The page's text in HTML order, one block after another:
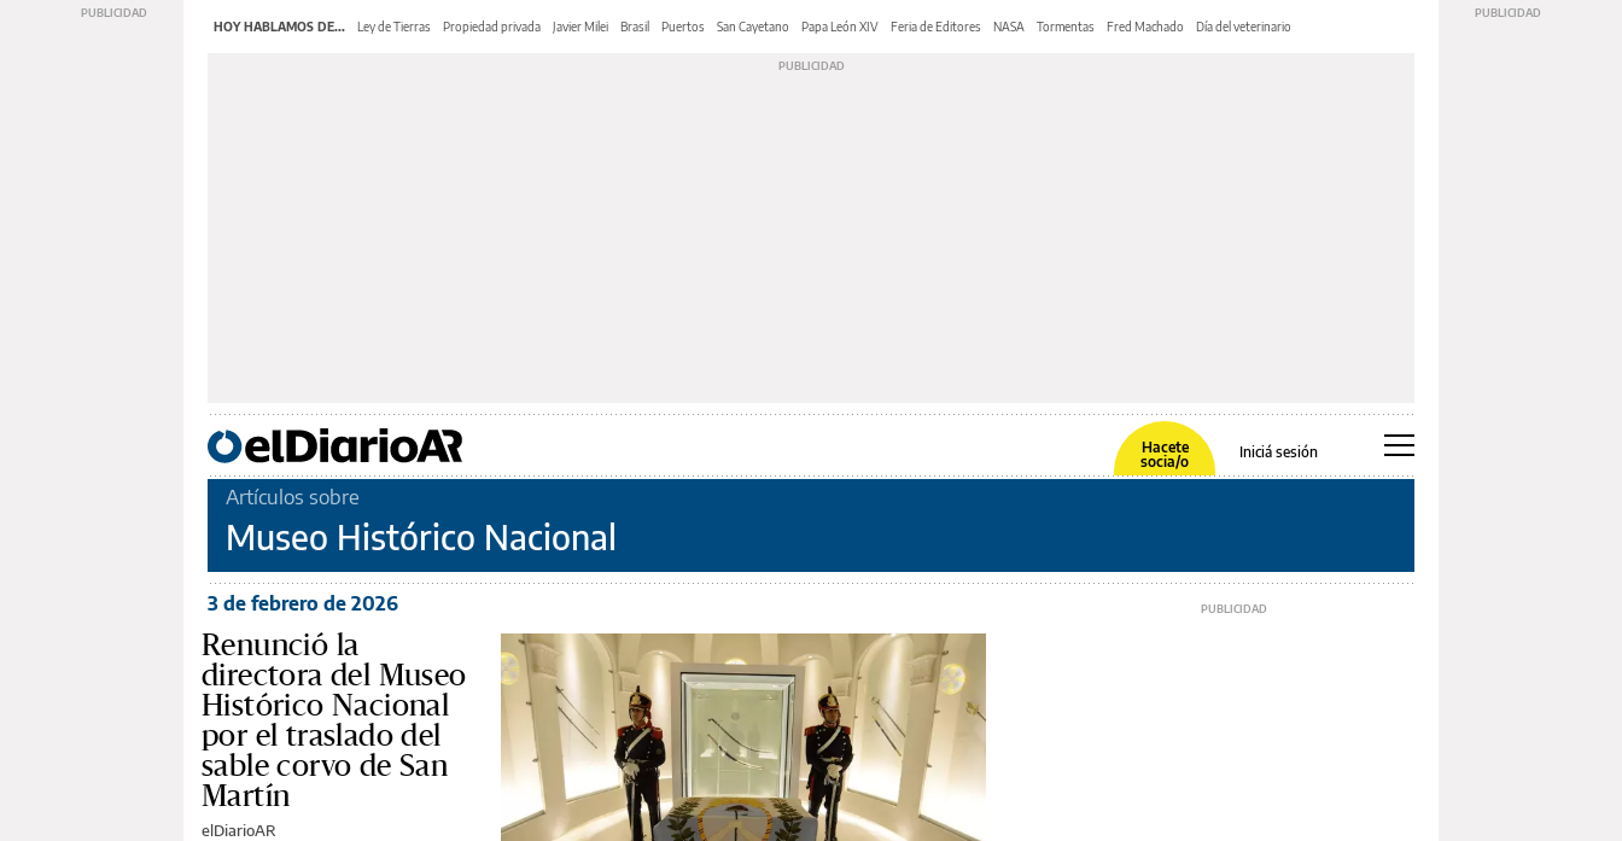
HOY HABLAMOS DE... Ley de Tierras Propiedad privada Javier Milei Brasil Puertos San Cayetano Papa León XIV Feria de Editores NASA Tormentas Fred Machado Día del veterinario
Hacete
socia/o
Iniciá sesión
Artículos sobre
Museo Histórico Nacional
3 de febrero de 2026
Renunció la
directora del Museo
Histórico Nacional
por el traslado del
sable corvo de San
Martín
elDiarioAR